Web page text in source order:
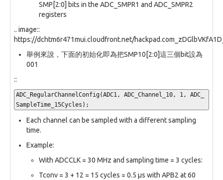
SMP[2:0] bits in the ADC_SMPR1 and ADC_SMPR2
registers
.. image::
https://dchtm6r471mui.cloudfront.net/
舉例來說，下面的初始化即為把SMP10[2:0]這三個bit設為
001
::
ADC_RegularChannelConfig(ADC1, ADC_Channel_10, 1, ADC_
SampleTime_15Cycles);
Each channel can be sampled with a different sampling
time.
Example:
With ADCCLK = 30 MHz and sampling time = 3 cycles:
Tconv = 3 + 12 = 15 cycles = 0.5 µs with APB2 at 60